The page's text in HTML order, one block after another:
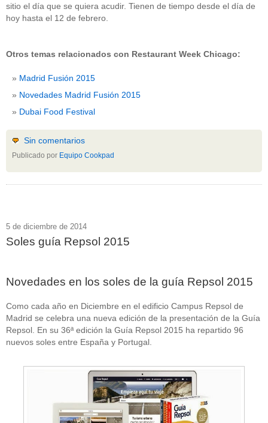
sitio el día que se quiera acudir. Tienen de tiempo desde el día de
hoy hasta el 12 de febrero.
Otros temas relacionados con Restaurant Week Chicago:
Madrid Fusión 2015
Novedades Madrid Fusión 2015
Dubai Food Festival
Sin comentarios
Publicado por Equipo Cookpad
5 de diciembre de 2014
Soles guía Repsol 2015
Novedades en los soles de la guía Repsol 2015
Como cada año en Diciembre en el edificio Campus Repsol de
Madrid se celebra una nueva edición de la presentación de la Guía
Repsol. En su 36ª edición la Guía Repsol 2015 ha repartido 96
nuevos soles entre España y Portugal.